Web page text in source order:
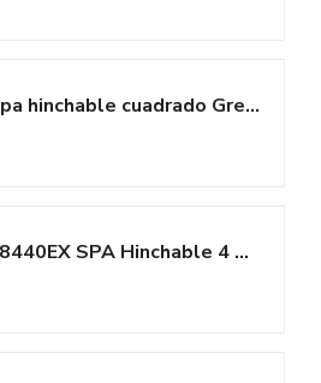
Intex Spa hinchable cuadrado Greystone Deluxe 4 personas, 175x175x71 cm,...
Intex 28440EX SPA Hinchable 4 Personas Greywood Deluxe 795 litros